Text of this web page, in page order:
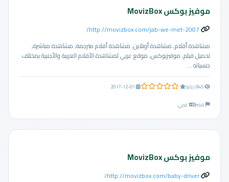
موفيز بوكس MovizBox
http://movizbox.com/jab-we-met-2007/
مشاهدة أفلام, مشاهدة أونلاين, مشاهدة أفلام مترجمة, مشاهدة مباشرة,
تحميل فيلم, موفيزبوكس, موقع عربي لمشاهدة الأفلام العربية والأجنبية بمختلف
جنسياته ...
0.0 من 5 نجوم
مصر
عربي
موفيز بوكس MovizBox
http://movizbox.com/baby-driver/